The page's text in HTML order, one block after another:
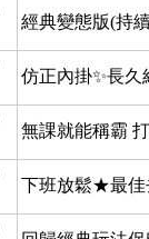
經典變態版(持
仿正內掛✨長久
無課就能稱霸
下班放鬆★最